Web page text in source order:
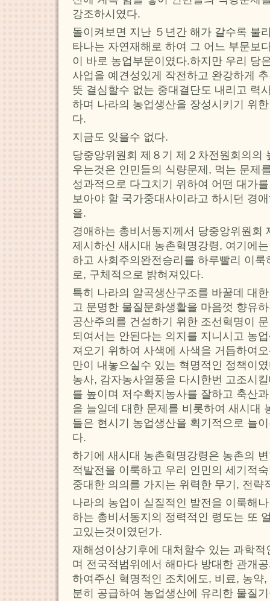
강조하시였다.
돌이켜보면 지난 ５년간 해가 갈수록 불
타나는 자연재해로 하여 그 어느 부문보
이 바로 농업부문이였다.하지만 우리 당
사업을 예견성있게 작전하고 완강하게
뜻 결심할수 없는 중대결단도 내리고 력
하며 나라의 농업생산을 장성시키기 위
다.
지금도 잊을수 없다.
당중앙위원회 제８기 제２차전원회의의
우는것은 인민들의 식량문제, 먹는 문제
성과적으로 다그치기 위하여 어떤 대가
보아야 할 국가중대사이라고 하시던 경
을.
경애하는 총비서동지께서 당중앙위원회
제시하신 새시대 농촌혁명강령, 여기에
하고 사회주의완전승리를 하루빨리 이
로, 구체적으로 밝혀져있다.
특히 나라의 알곡생산구조를 바꿀데 대
고 문명한 물질문화생활을 마음껏 향유
공산주의를 건설하기 위한 조선혁명이
되여서는 안된다는 의지를 지니시고 농
져오기 위하여 사색에 사색을 거듭하여
만이 내놓으실수 있는 혁명적인 정책이
농사, 감자농사열풍을 다시한번 고조시
를 높이며 저수확지농사를 잘하고 축산
을 늘일데 대한 문제를 비롯하여 새시대
들은 현시기 농업생산을 획기적으로 늘
다.
하기에 새시대 농촌혁명강령은 농촌의
적발전을 이룩하고 우리 인민의 세기적
중대한 의의를 가지는 위력한 무기, 전략
나라의 농업이 실질적인 발전을 이룩해
하는 총비서동지의 정력적인 령도는 또
고있는것이였던가.
재해성이상기후에 대처할수 있는 과학
며 전국적범위에서 해마다 방대한 관개
하여주신 혁명적인 조치에도, 비료, 농약
분히 공급하여 농업생산에 유리한 물질